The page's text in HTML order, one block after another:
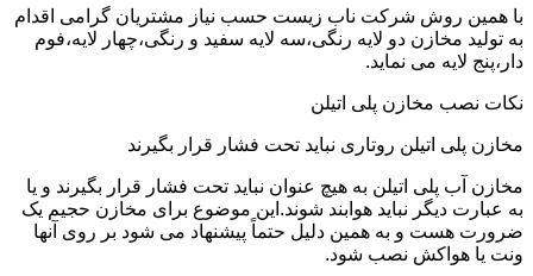
با همین روش شرکت ناب زیست حسب نیاز مشتریان گرامی اقدام
به تولید مخازن دو لایه رنگی،سه لایه سفید و رنگی،چهار لایه،فوم
دار،پنج لایه می نماید.
نکات نصب مخازن پلی اتیلن
مخازن پلی اتیلن روتاری نباید تحت فشار قرار بگیرند
مخازن آب پلی اتیلن به هیچ عنوان نباید تحت فشار قرار بگیرند و یا
به عبارت دیگر نباید هوابند شوند.این موضوع برای مخازن حجیم یک
ضرورت هست و به همین دلیل حتماً پیشنهاد می شود بر روی آنها
ونت یا هواکش نصب شود.